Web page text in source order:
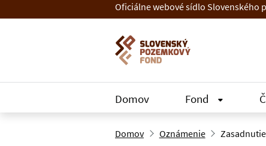
Oficiálne webové sídlo Slovenského
Domov Fond
Domov Oznámenie